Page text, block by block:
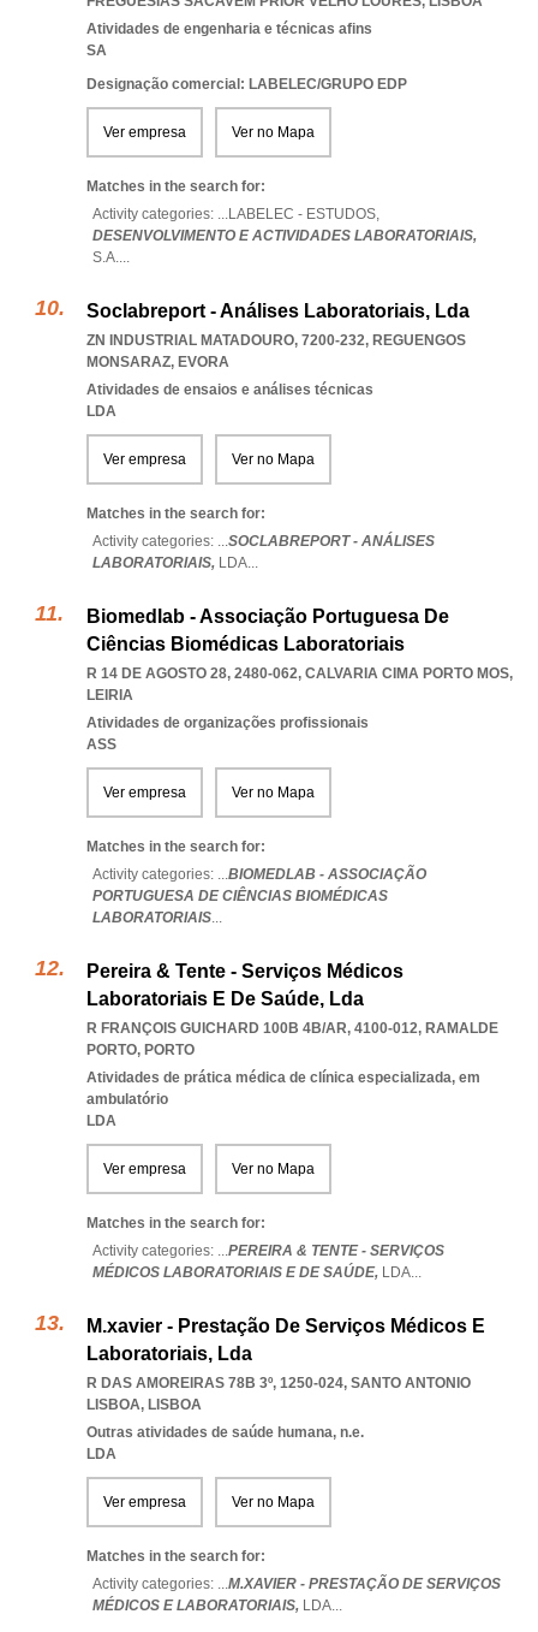
Atividades de engenharia e técnicas afins
SA
Designação comercial: LABELEC/GRUPO EDP
Ver empresa Ver no Mapa
Matches in the search for:
Activity categories: ...LABELEC - ESTUDOS,
DESENVOLVIMENTO E ACTIVIDADES LABORATORIAIS,
S.A....
Soclabreport - Análises Laboratoriais, Lda
ZN INDUSTRIAL MATADOURO, 7200-232, REGUENGOS
MONSARAZ, EVORA
Atividades de ensaios e análises técnicas
LDA
Ver empresa Ver no Mapa
Matches in the search for:
Activity categories: ...SOCLABREPORT - ANÁLISES
LABORATORIAIS, LDA...
Biomedlab - Associação Portuguesa De
Ciências Biomédicas Laboratoriais
R 14 DE AGOSTO 28, 2480-062, CALVARIA CIMA PORTO MOS,
LEIRIA
Atividades de organizações profissionais
ASS
Ver empresa Ver no Mapa
Matches in the search for:
Activity categories: ...BIOMEDLAB - ASSOCIAÇÃO
PORTUGUESA DE CIÊNCIAS BIOMÉDICAS
LABORATORIAIS...
Pereira & Tente - Serviços Médicos
Laboratoriais E De Saúde, Lda
R FRANÇOIS GUICHARD 100B 4B/AR, 4100-012, RAMALDE
PORTO, PORTO
Atividades de prática médica de clínica especializada, em
ambulatório
LDA
Ver empresa Ver no Mapa
Matches in the search for:
Activity categories: ...PEREIRA & TENTE - SERVIÇOS
MÉDICOS LABORATORIAIS E DE SAÚDE, LDA...
M.xavier - Prestação De Serviços Médicos E
Laboratoriais, Lda
R DAS AMOREIRAS 78B 3º, 1250-024, SANTO ANTONIO
LISBOA, LISBOA
Outras atividades de saúde humana, n.e.
LDA
Ver empresa Ver no Mapa
Matches in the search for:
Activity categories: ...M.XAVIER - PRESTAÇÃO DE SERVIÇOS
MÉDICOS E LABORATORIAIS, LDA...